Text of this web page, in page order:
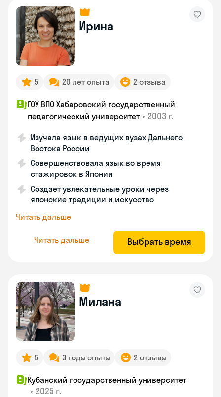
Ирина
5 20 лет опыта 2 отзыва
ГОУ ВПО Хабаровский государственный
педагогический университет • 2003 г.
Изучала язык в ведущих вузах Дальнего
Востока России
Совершенствовала язык во время
стажировок в Японии
Создает увлекательные уроки через
японские традиции и искусство
Читать дальше
Читать дальше Выбрать время
Милана
5 3 года опыта 2 отзыва
Кубанский государственный университет
• 2025 г.